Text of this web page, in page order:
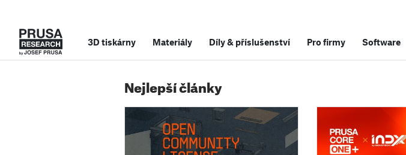
3D tiskárny Materiály Díly& příslušenství Pro firmy Software
Nejlepší články